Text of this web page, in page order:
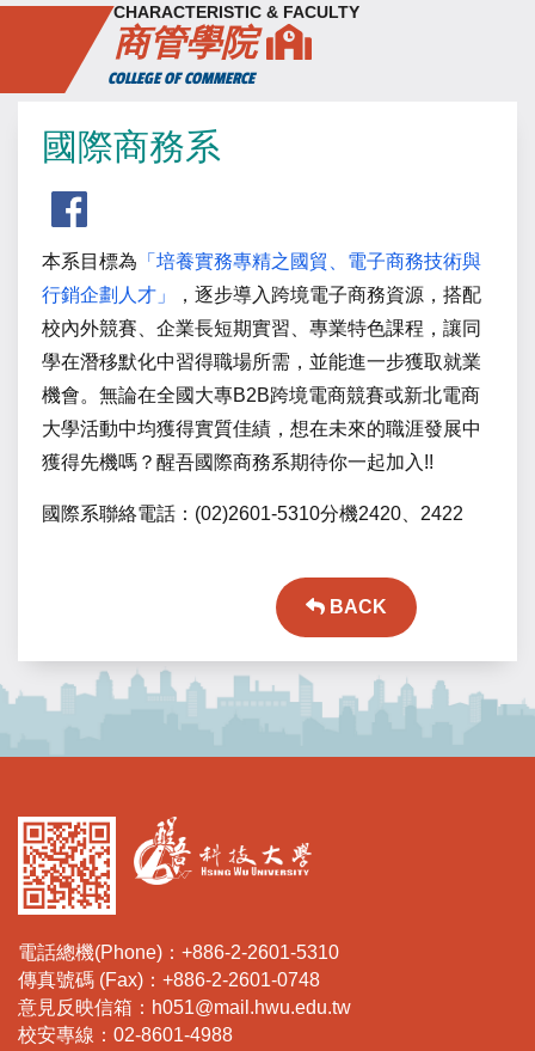
CHARACTERISTIC & FACULTY
商管學院
COLLEGE OF COMMERCE
國際商務系
本系目標為 「培養實務專精之國貿、電子商務技術與
行銷企劃人才」
，逐步導入跨境電子商務資源，搭配
校內外競賽、企業長短期實習、專業特色課程，讓同
學在潛移默化中習得職場所需，並能進一步獲取就業
機會。無論在全國大專B2B跨境電商競賽或新北電商
大學活動中均獲得實質佳績，想在未來的職涯發展中
獲得先機嗎？醒吾國際商務系期待你一起加入!!
國際系聯絡電話：(02)2601-5310分機2420、2422
BACK
電話總機(Phone)：+886-2-2601-5310
傳真號碼 (Fax)：+886-2-2601-0748
意見反映信箱：h051@mail.hwu.edu.tw
校安專線：02-8601-4988